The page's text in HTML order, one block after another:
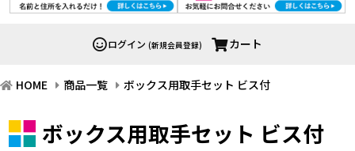
ログイン (新規会員登録) カート
HOME 商品一覧 ボックス用取手セット ビス付
ボックス用取手セット ビス付